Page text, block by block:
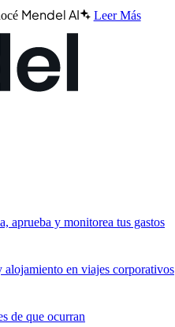
Mendel AI Leer Más
aprueba y monitorea tus gastos
alojamiento en viajes corporativos
de que ocurran